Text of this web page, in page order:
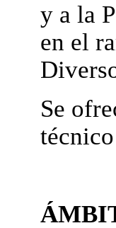
y a la
en el
Se